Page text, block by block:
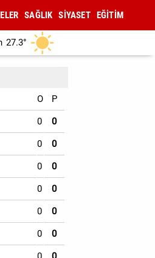
SAĞLIK SİYASET EĞİTİM
27.3°
O P
0 0
0 0
0 0
0 0
0 0
0 0